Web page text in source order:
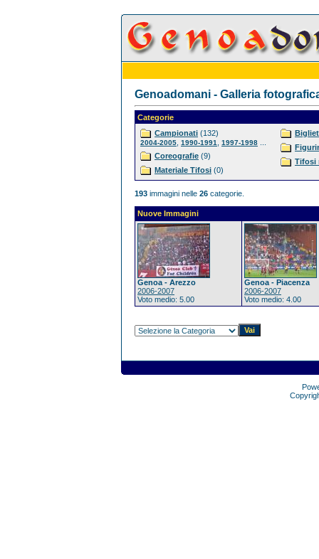
Genoadomani - Galleria
Categorie
Campionati (132)
2004-2005 1990-1991 1997-1998
Coreografie (9)
Materiale Tifosi (0)
Tifosi
193 immagini nelle 26 categorie.
Nuove Immagini
Genoa - Arezzo
2006-2007
Voto medio: 5.00
Genoa - Piacenza
2006-2007
Voto medio: 4.00